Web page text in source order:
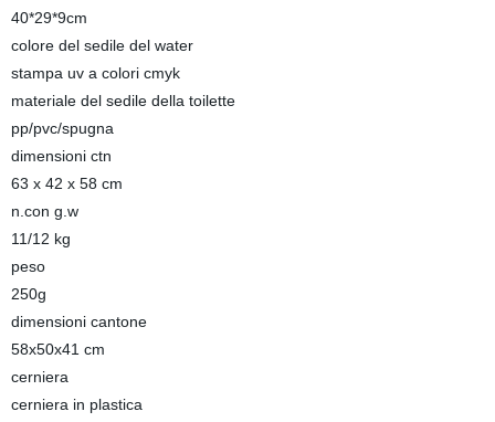
40*29*9cm
colore del sedile del water
stampa uv a colori cmyk
materiale del sedile della toilette
pp/pvc/spugna
dimensioni ctn
63 x 42 x 58 cm
n.con g.w
11/12 kg
peso
250g
dimensioni cantone
58x50x41 cm
cerniera
cerniera in plastica